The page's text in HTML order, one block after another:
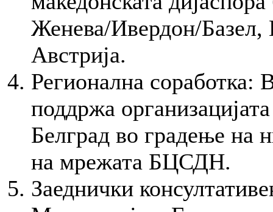
Женева/Ивердон/Базел,
Австрија.
Регионална
поддржа
Белград во градење на
на мрежата БЦСДН.
Заеднички